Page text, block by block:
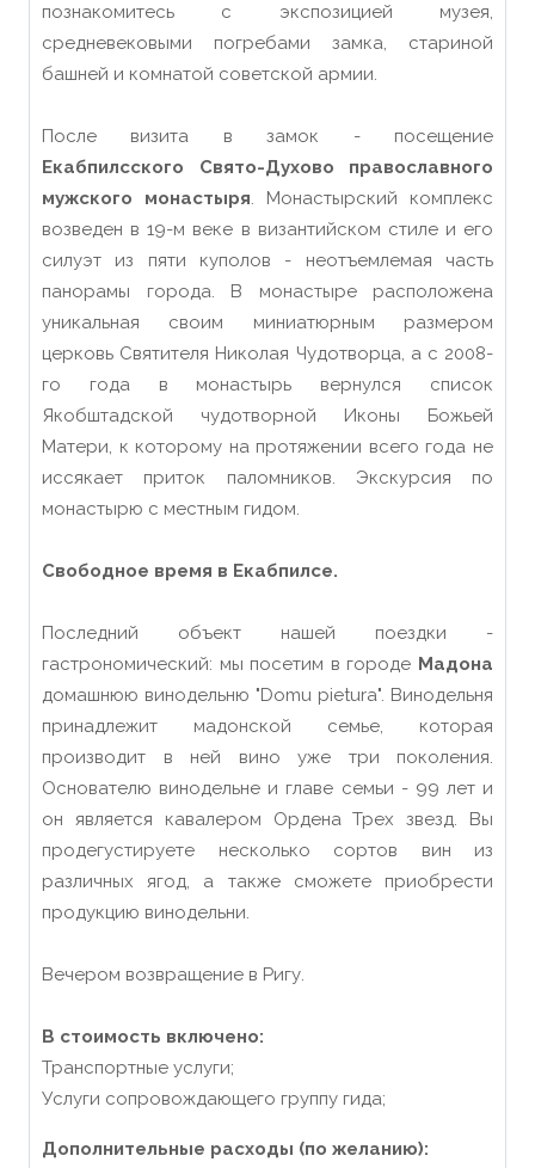
познакомитесь с экспозицией музея,
средневековыми погребами замка, стариной
башней и комнатой советской армии.
После визита в замок - посещение
Екабпилсского Свято-Духово православного
мужского монастыря. Монастырский комплекс
возведен в 19-м веке в византийском стиле и его
силуэт из пяти куполов - неотъемлемая часть
панорамы города. В монастыре расположена
уникальная своим миниатюрным размером
церковь Святителя Николая Чудотворца, а с 2008-
го года в монастырь вернулся список
Якобштадской чудотворной Иконы Божьей
Матери, к которому на протяжении всего года не
иссякает приток паломников. Экскурсия по
монастырю с местным гидом.
Свободное время в Екабпилсе.
Последний объект нашей поездки -
гастрономический: мы посетим в городе Мадона
домашнюю винодельню "Domu pietura". Винодельня
принадлежит мадонской семье, которая
производит в ней вино уже три поколения.
Основателю винодельне и главе семьи - 99 лет и
он является кавалером Ордена Трех звезд. Вы
продегустируете несколько сортов вин из
различных ягод, а также сможете приобрести
продукцию винодельни.
Вечером возвращение в Ригу.
В стоимость включено:
Транспортные услуги;
Услуги сопровождающего группу гида;
Дополнительные расходы (по желанию):